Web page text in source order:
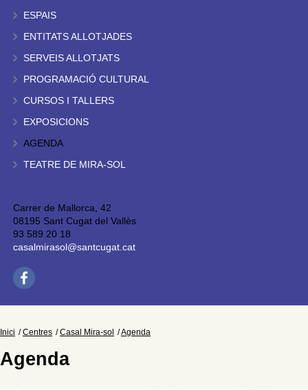
ESPAIS
ENTITATS ALLOTJADES
SERVEIS ALLOTJATS
PROGRAMACIÓ CULTURAL
CURSOS I TALLERS
EXPOSICIONS
AGENDA
TEATRE DE MIRA-SOL
Carrer de Mallorca, 42
08195 Sant Cugat del Vallès
93 589 20 18
casalmirasol@santcugat.cat
Inici Centres Casal Mira-sol Agenda
Agenda